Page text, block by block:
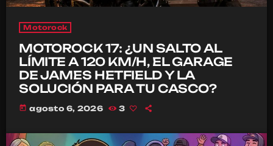
Motorock
MOTOROCK 17: ¿UN SALTO AL
LÍMITE A 120 KM/H, EL GARAGE
DE JAMES HETFIELD Y LA
SOLUCIÓN PARA TU CASCO?
today agosto 6, 2026 3